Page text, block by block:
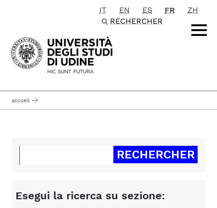
Passa al contenuto principale
IT EN ES FR
ZH
RECHERCHER
accueil
Esegui la ricerca su sezione: